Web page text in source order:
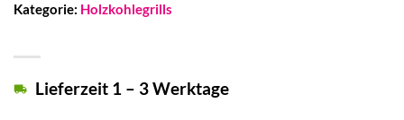
Lieferzeit 1 – 3 Werktage
Kategorie: Holzkohlegrills